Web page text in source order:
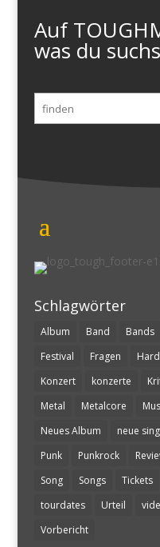
Auf
was du
Suchen
nach:
Schlagwörter
Album Band Bands
Festival
Fragen
Konzert
konzerte
Metal
Metalcore
Neues Album
neue
Punk
Punkrock
Song
Songs Tickets
tourdates
Urteil
Vorbericht